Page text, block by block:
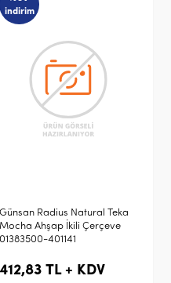
indirim
Günsan Radius Silver Gray
Taş Gümüş Tekli Çerçeve
01381500-004140
347,69 TL + KDV